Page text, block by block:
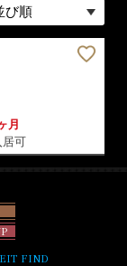
月
可
FIND